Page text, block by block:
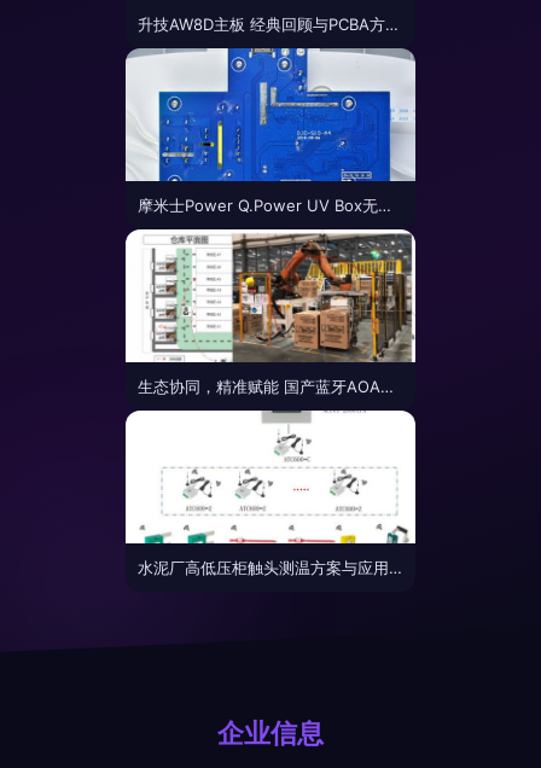
升技AW8D主板 经典回顾与PCBA方案板的技术解析
摩米士Power Q.Power UV Box无线充PCBA方案板深度拆解报告
生态协同，精准赋能 国产蓝牙AOA定位网关在智慧工厂标杆项目中的创新实践——以广东某灯塔工厂PCBA方案板实施为例
水泥厂高低压柜触头测温方案与应用 安科瑞无线测温PCBA方案板解析
企业信息